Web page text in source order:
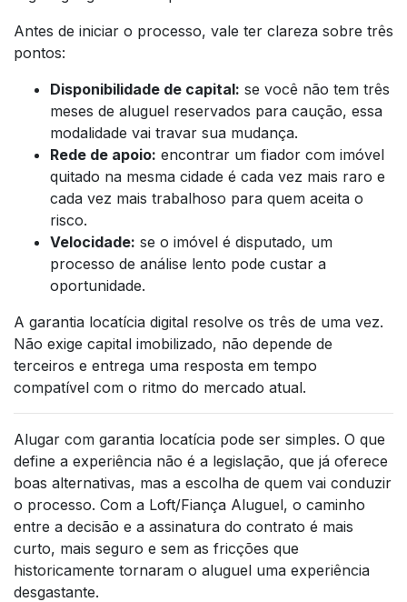
Antes de iniciar o processo, vale ter clareza sobre três
pontos:
Disponibilidade de capital: se você não tem três
meses de aluguel reservados para caução, essa
modalidade vai travar sua mudança.
Rede de apoio: encontrar um fiador com imóvel
quitado na mesma cidade é cada vez mais raro e
cada vez mais trabalhoso para quem aceita o
risco.
Velocidade: se o imóvel é disputado, um
processo de análise lento pode custar a
oportunidade.
A garantia locatícia digital resolve os três de uma vez.
Não exige capital imobilizado, não depende de
terceiros e entrega uma resposta em tempo
compatível com o ritmo do mercado atual.
Alugar com garantia locatícia pode ser simples. O que
define a experiência não é a legislação, que já oferece
boas alternativas, mas a escolha de quem vai conduzir
o processo. Com a Loft/Fiança Aluguel, o caminho
entre a decisão e a assinatura do contrato é mais
curto, mais seguro e sem as fricções que
historicamente tornaram o aluguel uma experiência
desgastante.